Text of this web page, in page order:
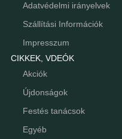
Adatvédelmi irányelvek
Szállítási Információk
Impresszum
CIKKEK, VDEÓK
Akciók
Újdonságok
Festés tanácsok
Egyéb